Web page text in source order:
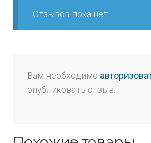
Отзывов пока нет.
Вам необходимо
опубликовать отзыв.